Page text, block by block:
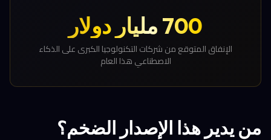
700 مليار دولار
الإنفاق المتوقع من شركات التكنولوجيا الكبرى على الذكاء
الاصطناعي هذا العام
من يدير هذا الإصدار الضخم؟